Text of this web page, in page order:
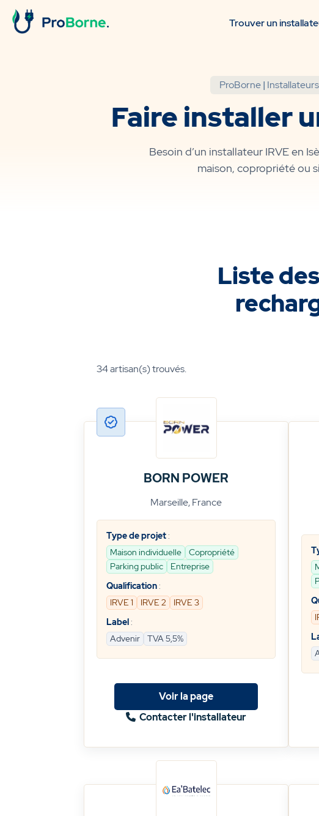
Trouver un
ProBorne|
Faire installer
Besoin d’un installateur IRVE en
maison, copropriété ou
Liste
34artisan(s) trouvés.
BORN POWER
Marseille, France
Type de projet:
Maison individuelle
Copropriété
Parking public
Entreprise
Qualification:
IRVE 1
IRVE 2
IRVE 3
Label:
Advenir
TVA 5,5%
Voir la page
Contacter l'installateur